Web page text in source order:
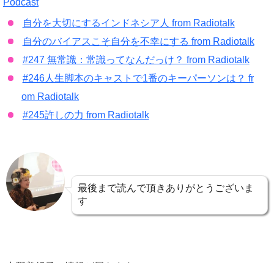
自分を大切にするインドネシア人 from Radiotalk
自分のバイアスこそ自分を不幸にする from Radiotalk
#247 無常識：常識ってなんだっけ？ from Radiotalk
#246人生脚本のキャストで1番のキーパーソンは？ fr
om Radiotalk
#245許しの力 from Radiotalk
最後まで読んで頂きありがとうございま
す